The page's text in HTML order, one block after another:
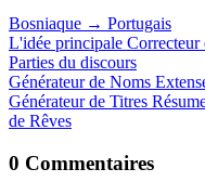
Bosniaque → Portugais
L'idée principale Correcteur
Parties du discours
Générateur de Noms
Générateur de Titres
de Rêves
0 Commentaires